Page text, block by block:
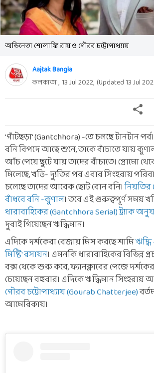
অভিনেতা শোলাঙ্কি রায় ও গৌরব চট্টোপাধ্যায়
Aajtak Bangla
কলকাতা , 13 Jul 2022, (Updated13 Jul
'গাঁটছড়া' (Gantchhora) -তে চলছে টানটান
বনি বিপদে আছে শুনে, তাকে বাঁচাতে যায়
আঁচ পেয়ে ছুটে যায় তাদের বাঁচাতে। প্রোমো
মিলেছে, খড়ি- দ্যুতির পর এবার সিংহরায়
চলেছে তাদের আরেক ছোট বোন বনি।নিয়তির
বাঁধবে বনি -কুণাল। তবে এই গুরুত্বপূর্ণ সময়
ধারাবাহিকের (Gantchhora Serial) ট্র্যাক
দুবাই গিয়েছেন ঋদ্ধিমান।
এদিকে দর্শকেরা বেজায় মিস করছে শামি
মিষ্টি' রসায়ন। এমনকি ধারাবাহিকের বিভিন্ন
বক্স থেকে শুরু করে, ফ্যানক্লাবের পেজে
চেয়েছেন বহুবার। এদিকে ঋদ্ধিমান সিংহরায়
গৌরব চট্টোপাধ্যায় (Gourab Chatterjee)
আমেরিকায়।